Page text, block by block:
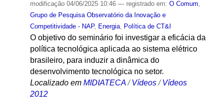
modificação04/06/2025 10:46 — registrado em: O Comum,
Grupo de Pesquisa Observatório da Inovação e
Competitividade - NAP, Energia, Política de CT&I
O objetivo do seminário foi investigar a eficácia da
política tecnológica aplicada ao sistema elétrico
brasileiro, para induzir a dinâmica do
desenvolvimento tecnológica no setor.
Localizado em MIDIATECA /Vídeos /Vídeos
2012